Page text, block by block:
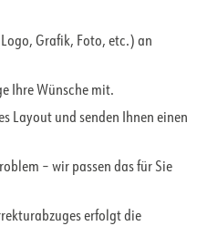
Grafik, Foto, etc.) an
Ihre Wünsche mit.
Layout und senden Ihnen einen
– wir passen das für Sie
erfolgt die